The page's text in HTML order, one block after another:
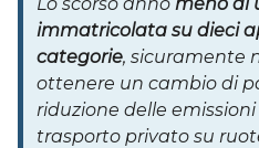
immatricolata su dieci
categorie, sicuramente
ottenere un cambio di
riduzione delle
trasporto privato su